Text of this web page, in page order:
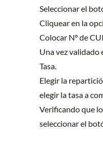
Seleccionar el
Cliquear en la
Colocar Nº de
Una vez validado
Tasa.
Elegir la
elegir la tasa a
Verificando que
seleccionar el